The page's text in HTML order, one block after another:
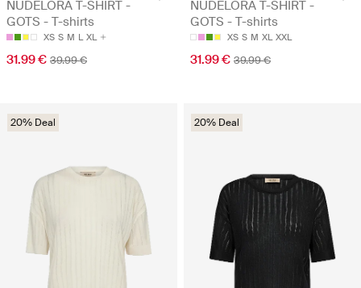
NUDELORA T-SHIRT -
GOTS - T-shirts
XS S M L XL
31.99 € 39.99 €
NUDELORA T-SHIRT -
GOTS - T-shirts
XS S M XL XXL
31.99 € 39.99 €
20% Deal 20% Deal